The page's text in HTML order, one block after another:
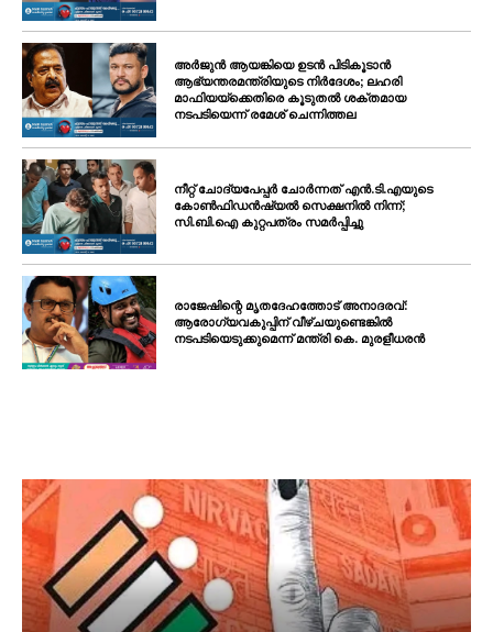
അർജുൻ ആയങ്കിയെ ഉടൻ പിടികൂടാൻ
ആഭ്യന്തരമന്ത്രിയുടെ നിർദേശം; ലഹരി
മാഫിയയ്ക്കെതിരെ കൂടുതൽ ശക്തമായ
നടപടിയെന്ന് രമേശ് ചെന്നിത്തല
നീറ്റ് ചോദ്യപേപ്പർ ചോർന്നത് എൻ.ടി.എയുടെ
കോൺഫിഡൻഷ്യൽ സെക്ഷനിൽ നിന്ന്;
സി.ബി.ഐ കുറ്റപത്രം സമർപ്പിച്ചു
രാജേഷിന്റെ മൃതദേഹത്തോട് അനാദരവ്:
ആരോഗ്യവകുപ്പിന് വീഴ്ചയുണ്ടെങ്കിൽ
നടപടിയെടുക്കുമെന്ന് മന്ത്രി കെ. മുരളീധരൻ